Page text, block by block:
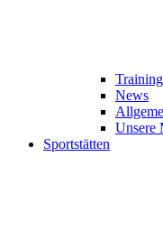
News
Unsere
Sportstätten